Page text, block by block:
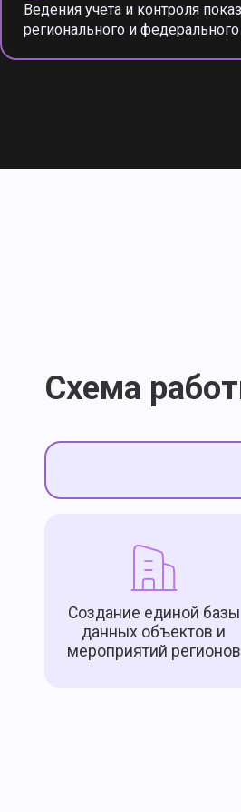
Ведения учета и контроля
регионального и
Схема
Создание единой базы
данных объектов и
мероприятий регионов